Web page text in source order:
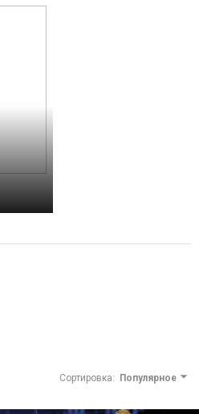
Сортировка: Популярное